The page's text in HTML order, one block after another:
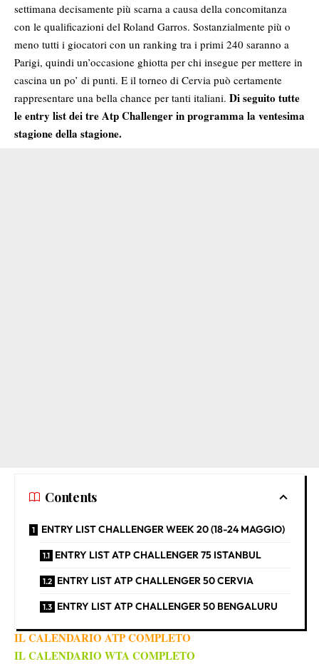
settimana decisamente più scarna a causa della concomitanza
con le qualificazioni del Roland Garros. Sostanzialmente più o
meno tutti i giocatori con un ranking tra i primi 240 saranno a
Parigi, quindi un’occasione ghiotta per chi insegue per mettere in
cascina un po’ di punti. E il torneo di Cervia può certamente
rappresentare una bella chance per tanti italiani. Di seguito tutte
le entry list dei tre Atp Challenger in programma la ventesima
stagione della stagione.
Contents
ENTRY LIST CHALLENGER WEEK 20 (18-24 MAGGIO)
ENTRY LIST ATP CHALLENGER 75 ISTANBUL
ENTRY LIST ATP CHALLENGER 50 CERVIA
ENTRY LIST ATP CHALLENGER 50 BENGALURU
IL CALENDARIO ATP COMPLETO
IL CALENDARIO WTA COMPLETO